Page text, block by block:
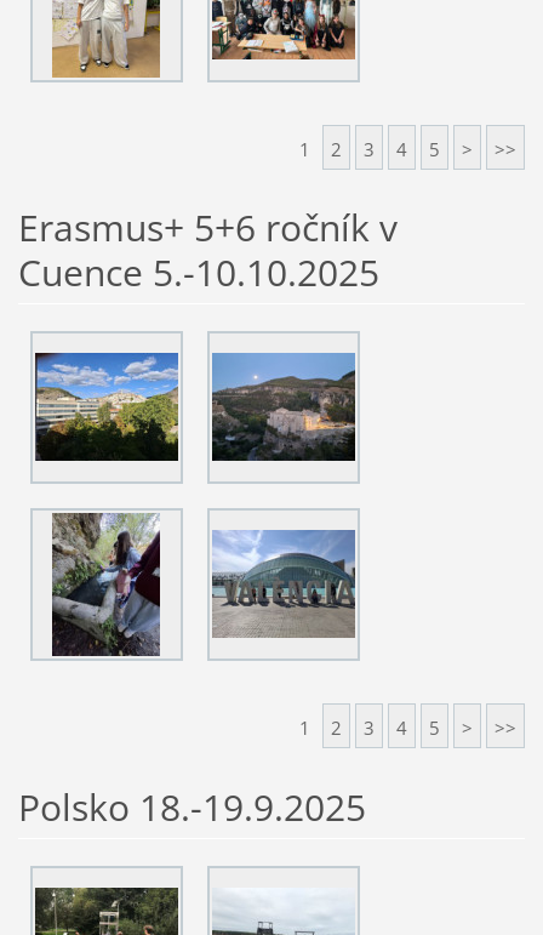
1 2 3 4 5 > >>
Erasmus+ 5+6 ročník v
Cuence 5.-10.10.2025
1 2 3 4 5 > >>
Polsko 18.-19.9.2025